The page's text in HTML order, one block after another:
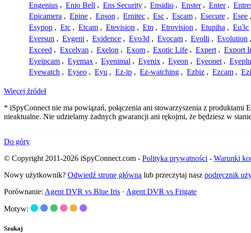
Engenius , Enio Bell , Ens Security , Ensidio , Enster , Enter ,
Epicamera , Epine , Epson , Ernitec , Esc , Escam , Esecure , Esee ,
Esypop , Etc , Etcam , Etevision , Etn , Etrovision , Etupiha , Eu3c
Eversun , Evgeni , Evidence , Evo3d , Evocam , Evolli , Evolution ,
Exceed , Excelvan , Exelon , Exom , Exotic Life , Expert , Export
Eyeipcam , Eyemax , Eyenimal , Eyenix , Eyeon , Eyeonet ,
Eyewatch , Eyseo , Eyu , Ez-ip , Ez-watching , Ezbiz , Ezcam ,
Więcej źródeł
* iSpyConnect nie ma powiązań, połączenia ani stowarzyszenia z produktami
nieaktualne. Nie udzielamy żadnych gwarancji ani rękojmi, że będziesz w
Do góry
© Copyright 2011-2026 iSpyConnect.com - Polityka prywatności - Warunki
Nowy użytkownik? Odwiedź stronę główną lub przeczytaj nasz podręcznik
Porównanie: Agent DVR vs Blue Iris · Agent DVR vs Frigate
Motyw:
Szukaj